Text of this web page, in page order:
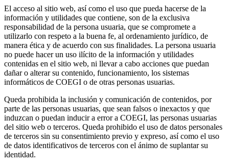
El acceso al sitio web, así como el uso que pueda hacerse de la
información y utilidades que contiene, son de la exclusiva
responsabilidad de la persona usuaria, que se compromete a
utilizarlo con respeto a la buena fe, al ordenamiento jurídico, de
manera ética y de acuerdo con sus finalidades. La persona usuaria
no puede hacer un uso ilícito de la información y utilidades
contenidas en el sitio web, ni llevar a cabo acciones que puedan
dañar o alterar su contenido, funcionamiento, los sistemas
informáticos de COEGI o de otras personas usuarias.
Queda prohibida la inclusión y comunicación de contenidos, por
parte de las personas usuarias, que sean falsos o inexactos y que
induzcan o puedan inducir a error a COEGI, las personas usuarias
del sitio web o terceros. Queda prohibido el uso de datos personales
de terceros sin su consentimiento previo y expreso, así como el uso
de datos identificativos de terceros con el ánimo de suplantar su
identidad.